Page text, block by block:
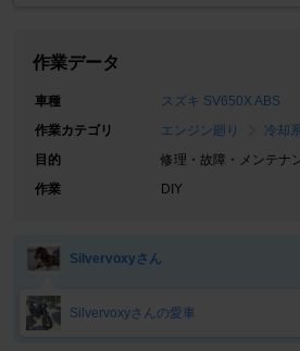
作業データ
車種
スズキ SV650X ABS
作業カテゴリ
エンジン廻り 冷却
目的
修理・故障・メンテナ
作業
DIY
Silvervoxyさん
Silvervoxyさんの愛車